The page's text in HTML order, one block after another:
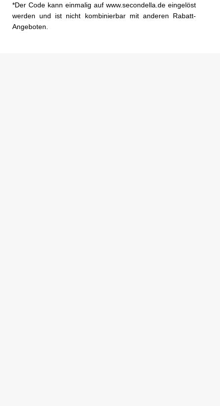
*Der Code kann einmalig auf www.secondella.de eingelöst
werden und ist nicht kombinierbar mit anderen Rabatt-
Angeboten.